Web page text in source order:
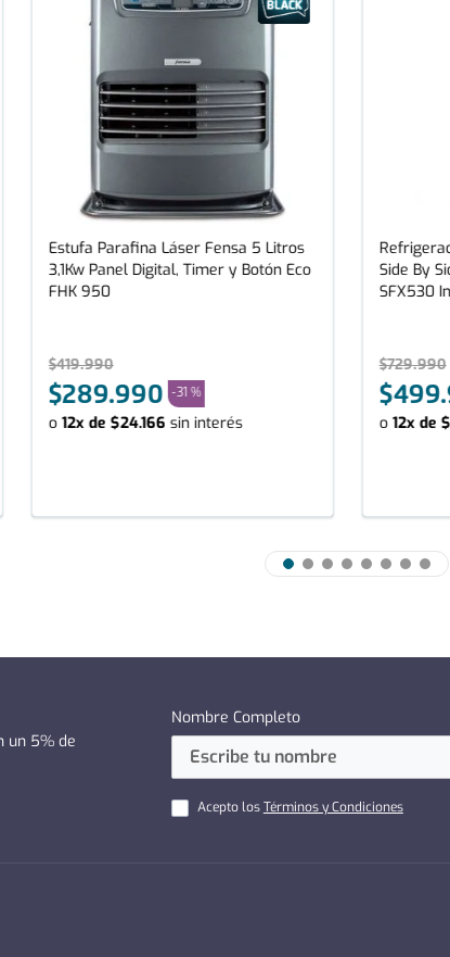
Estufa Parafina Láser Fensa 5 Litros
3,1Kw Panel Digital, Timer y Botón Eco
FHK 950
$419.990
$289.990 -31 %
o 12x de $24.166 sin interés
Side By
SFX530
$729.990
$499.
o 12x de $
un 5% de
Nombre Completo
Acepto losTérminos y Condiciones